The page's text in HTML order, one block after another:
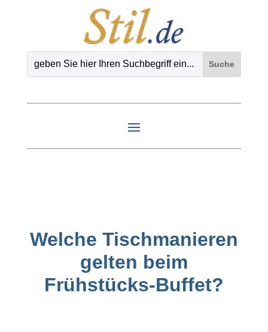
Welche Tischmanieren
gelten beim
Frühstücks-Buffet?